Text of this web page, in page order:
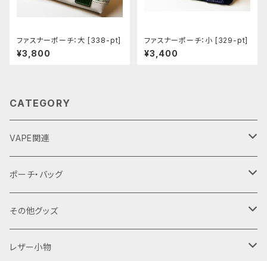
ファスナーポーチ：大 [338-pt]
¥3,800
ファスナーポーチ：小 [329-pt]
¥3,400
CATEGORY
VAPE関連
バッテリーケース
18650用
18350用
VAPEデバイス用スリーブ・ケース
iStick Pico 75w
ポーチ・バッグ
ファスナーポーチ
L字ファスナーポーチ
巾着バッグ
その他グッズ
Tシャツ
レザー小物